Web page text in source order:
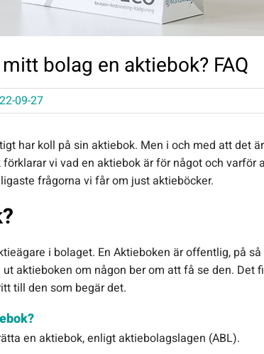
bolag en aktiebok? FAQ
09-27
har koll på sin aktiebok. Men i och med att det
vi vad en aktiebok är för något och varför
frågorna vi får om just aktieböcker.
i bolaget. En Aktieboken är offentlig, på
aktieboken om någon ber om att få se den. Det
till den som begär det.
en aktiebok, enligt aktiebolagslagen (ABL).